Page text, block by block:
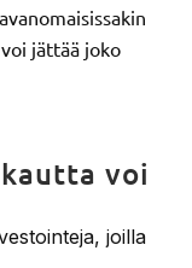
jättää joko
voi
joilla